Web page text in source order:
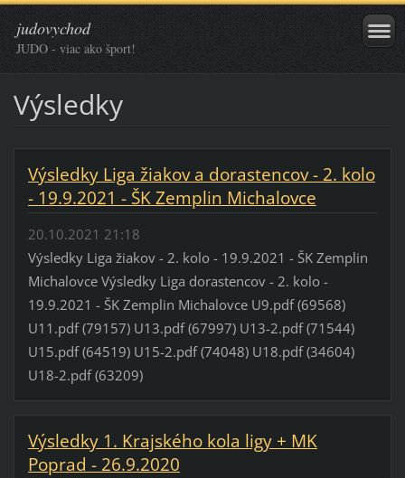
judovychod
JUDO - viac ako šport!
Výsledky
Výsledky Liga žiakov a dorastencov - 2. kolo
- 19.9.2021 - ŠK Zemplin Michalovce
20.10.2021 21:18
Výsledky Liga žiakov - 2. kolo - 19.9.2021 - ŠK Zemplin
Michalovce Výsledky Liga dorastencov - 2. kolo -
19.9.2021 - ŠK Zemplin Michalovce U9.pdf (69568)
U11.pdf (79157) U13.pdf (67997) U13-2.pdf (71544)
U15.pdf (64519) U15-2.pdf (74048) U18.pdf (34604)
U18-2.pdf (63209)
Výsledky 1. Krajského kola ligy + MK
Poprad - 26.9.2020